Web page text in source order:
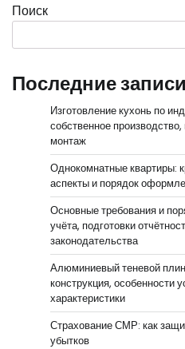
Поиск
Последние записи
Изготовление кухонь по
собственное
монтаж
Однокомнатные квартиры:
аспекты и порядок
Основные требования и
учёта, подготовки
законодательства
Алюминиевый теневой
конструкция, особенности
характеристики
Страхование СМР: как
убытков